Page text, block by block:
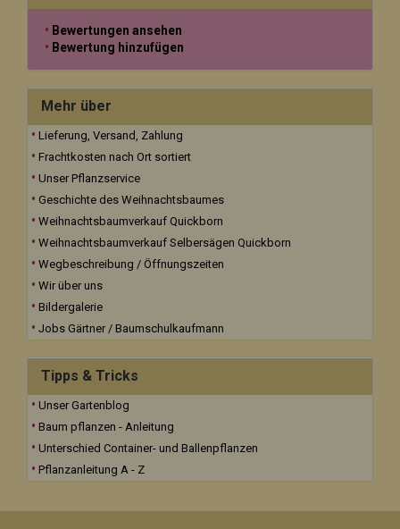
Bewertungen ansehen
Bewertung hinzufügen
Mehr über
Lieferung, Versand, Zahlung
Frachtkosten nach Ort sortiert
Unser Pflanzservice
Geschichte des Weihnachtsbaumes
Weihnachtsbaumverkauf Quickborn
Weihnachtsbaumverkauf Selbersägen Quickborn
Wegbeschreibung / Öffnungszeiten
Wir über uns
Bildergalerie
Jobs Gärtner / Baumschulkaufmann
Tipps & Tricks
Unser Gartenblog
Baum pflanzen - Anleitung
Unterschied Container- und Ballenpflanzen
Pflanzanleitung A - Z